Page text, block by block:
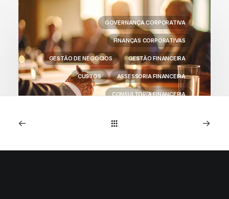
GOVERNANÇA CORPORATIVA
FINANÇAS CORPORATIVAS
GESTÃO DE NEGÓCIOS GESTÃO FINANCEIRA
CUSTOS ASSESSORIA FINANCEIRA
CONSULTORIA FINANCERIA
Seu Legado Vale Mais do que sua